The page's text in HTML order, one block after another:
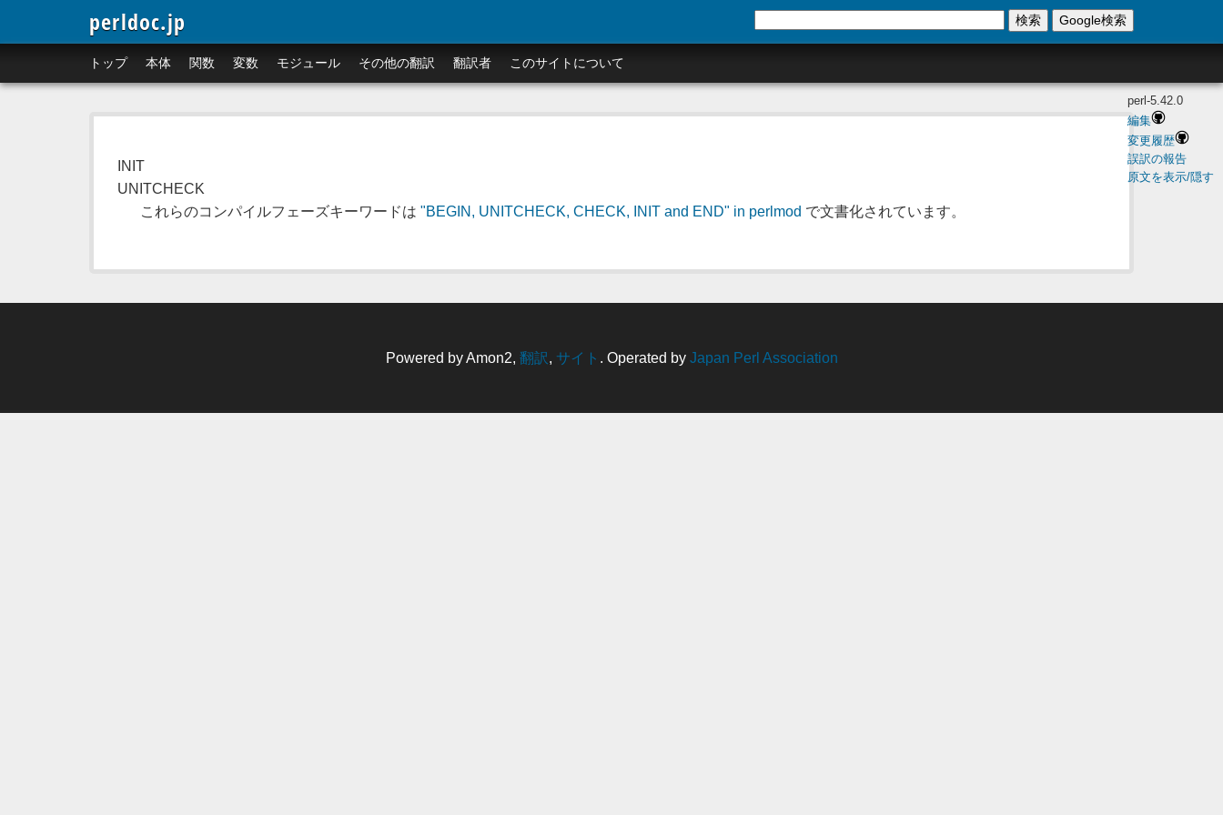
perldoc.jp
トップ 本体 関数 変数 モジュール その他の翻訳 翻訳者 このサイトについて
検索 Google検索
perl-5.42.0
編集
変更履歴
誤訳の報告
原文を表示/隠す
INIT
UNITCHECK
これらのコンパイルフェーズキーワードは"BEGIN, UNITCHECK, CHECK, INIT and END" in perlmod で文書化されています。
Powered by Amon2, 翻訳, サイト . Operated by Japan Perl Association